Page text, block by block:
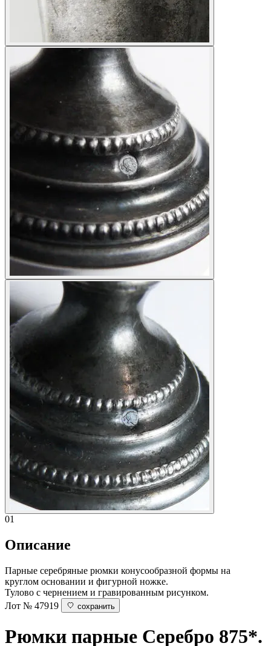
01
Описание
Парные серебряные рюмки конусообразной формы на
круглом основании и фигурной ножке.
Тулово с чернением и гравированным рисунком.
Лот № 47919
сохранить
Рюмки парные Серебро 875*.